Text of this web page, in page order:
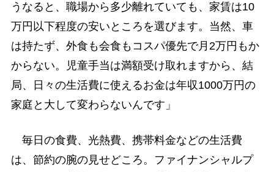
うなると、職場から多少離れていても、家賃は10
万円以下程度の安いところを選びます。当然、車
は持たず、外食も会食もコスパ優先で月2万円もか
からない。児童手当は満額受け取れますから、結
局、日々の生活費に使えるお金は年収1000万円の
家庭と大して変わらないんです」
毎日の食費、光熱費、携帯料金などの生活費
は、節約の腕の見せどころ。ファイナンシャルプ